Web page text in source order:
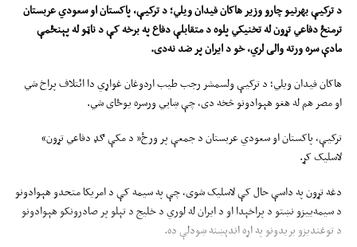
ایران له هغې وروسته دغه تنګی وتاړه، چې د امریکا او اسرائیلو د بریدونو پر وړاندې
خپل غبرګون وښیي.
دا په داسې حال کې ده، چې په سیمه کې کړکېچونه روان دي؛ د یمن حوثیانو، چې د
ایران متحدان بلل کېږي په سره بحیره کې پر بېړیو خپل بریدونه زیات کړي دي. دغه
راز حوثیانو ویلي: سعودي عربستان، چې پر یمن محاصره لګولې د هغې په غبرګون کې
یې د سعودي عربستان پر وړاندې د سرې بحیرې محاصره اعلان کړې؛ خو ریاض دا
ادعا رد کړې ده.
د ترکیې بهرنیو چارو وزیر هاکان فیدان ويلي؛د ترکیې، پاکستان او سعودي عربستان
ترمنځ دفاعي تړون له تخنیکي پلوه د متقابلې دفاع په برخه کې د ناټو له پېنځمې
مادې سره ورته والی لري، خود ایران پر ضد نهدی.
هاکان فیدان ویلي؛ د ترکیې ولسمشر رجب طیب اردوغان غواړي دا ائتلاف پراخ شي
او مصر هم له هغو هېوادونو څخه دی، چې ښايي ورسره یوځای شي.
ترکیې، پاکستان او سعودي عربستان د جمعې پر ورځ« د مکې ګډ دفاعي تړون»
لاسلیک کړ.
دغه تړون په داسې حال کې لاسلیک شوی، چې په سیمه کې د امریکا متحدو هېوادونو
د سیمه‌ییزو نښتو د پراخېدا او د ایران له لوري د خلیج د تېلو پر صادرونکو هېوادونو
د توغندیزو بریدونو په اړه اندېښنه ښودلې ده.